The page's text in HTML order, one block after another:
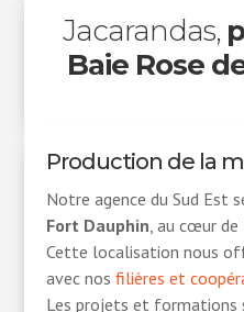
Jacarandas,
Baie Rose
Production de la
Notre agence du Sud Est
Fort Dauphin, au cœur de
Cette localisation nous
avec nosfilières et
Les projets et formations